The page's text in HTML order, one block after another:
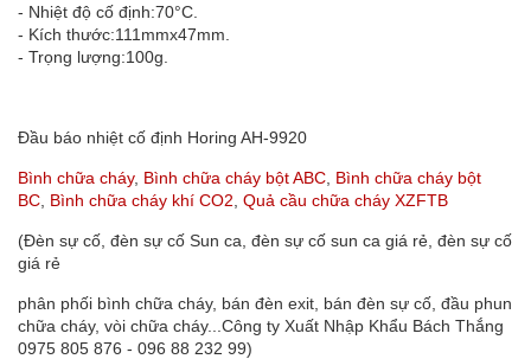
- Nhiệt độ cố định:70°C.
- Kích thước:111mmx47mm.
- Trọng lượng:100g.
Đầu báo nhiệt cố định Horing AH-9920
Bình chữa cháy, Bình chữa cháy bột ABC Bình chữa cháy bột
BC Bình chữa cháy khí CO2 Quả cầu chữa cháy XZFTB
(Đèn sự cố, đèn sự cố Sun ca, đèn sự cố sun ca giá rẻ, đèn sự cố
giá rẻ
phân phối bình chữa cháy, bán đèn exit, bán đèn sự cố, đầu phun
chữa cháy, vòi chữa cháy...Công ty Xuất Nhập Khẩu Bách Thắng
0975 805 876 - 096 88 232 99)